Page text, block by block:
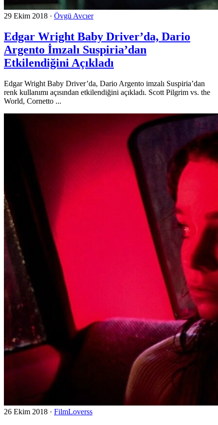
29 Ekim 2018 · Övgü Avcıer
Edgar Wright Baby Driver’da, Dario
Argento İmzalı Suspiria’dan
Etkilendiğini Açıkladı
Edgar Wright Baby Driver’da, Dario Argento imzalı Suspiria’dan
renk kullanımı açısından etkilendiğini açıkladı. Scott Pilgrim vs. the
World, Cornetto ...
26 Ekim 2018 · FilmLoverss